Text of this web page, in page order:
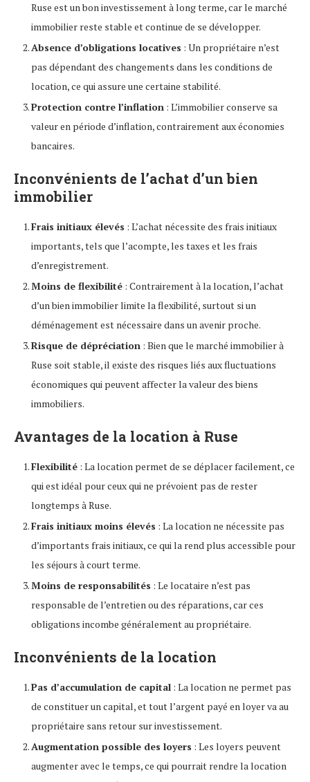
Ruse est un bon investissement à long terme, car le marché
immobilier reste stable et continue de se développer.
Absence d’obligations locatives : Un propriétaire n’est
pas dépendant des changements dans les conditions de
location, ce qui assure une certaine stabilité.
Protection contre l’inflation : L’immobilier conserve sa
valeur en période d’inflation, contrairement aux économies
bancaires.
Inconvénients de l’achat d’un bien
immobilier
Frais initiaux élevés : L’achat nécessite des frais initiaux
importants, tels que l’acompte, les taxes et les frais
d’enregistrement.
Moins de flexibilité : Contrairement à la location, l’achat
d’un bien immobilier limite la flexibilité, surtout si un
déménagement est nécessaire dans un avenir proche.
Risque de dépréciation : Bien que le marché immobilier à
Ruse soit stable, il existe des risques liés aux fluctuations
économiques qui peuvent affecter la valeur des biens
immobiliers.
Avantages de la location à Ruse
Flexibilité : La location permet de se déplacer facilement, ce
qui est idéal pour ceux qui ne prévoient pas de rester
longtemps à Ruse.
Frais initiaux moins élevés : La location ne nécessite pas
d’importants frais initiaux, ce qui la rend plus accessible pour
les séjours à court terme.
Moins de responsabilités : Le locataire n’est pas
responsable de l’entretien ou des réparations, car ces
obligations incombe généralement au propriétaire.
Inconvénients de la location
Pas d’accumulation de capital : La location ne permet pas
de constituer un capital, et tout l’argent payé en loyer va au
propriétaire sans retour sur investissement.
Augmentation possible des loyers : Les loyers peuvent
augmenter avec le temps, ce qui pourrait rendre la location